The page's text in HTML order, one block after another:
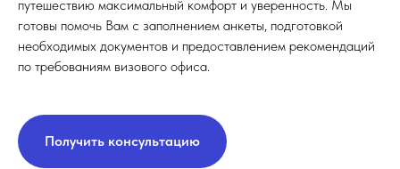
путешествию максимальный комфорт и уверенность. Мы
готовы помочь Вам с заполнением анкеты, подготовкой
необходимых документов и предоставлением рекомендаций
по требованиям визового офиса.
Получить консультацию